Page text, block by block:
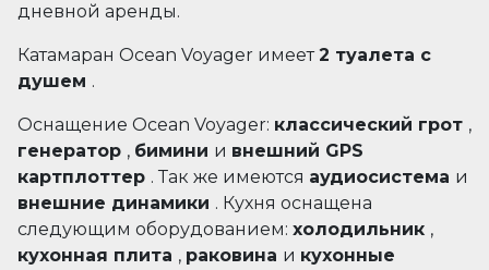
дневной аренды.
Катамаран Ocean Voyager имеет2 туалета с
душем .
Оснащение Ocean Voyager: классический грот ,
генератор , бимини и внешний GPS
картплоттер . Так же имеются аудиосистема и
внешние динамики . Кухня оснащена
следующим оборудованием: холодильник ,
кухонная плита , раковина и кухонные